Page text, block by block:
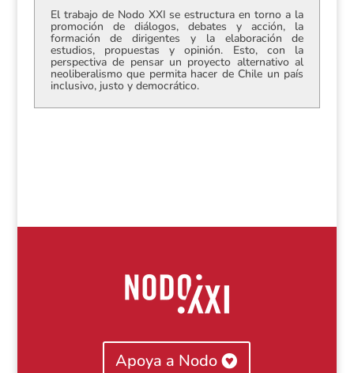
El trabajo de Nodo XXI se estructura en torno a la
promoción de diálogos, debates y acción, la
formación de dirigentes y la elaboración de
estudios, propuestas y opinión. Esto, con la
perspectiva de pensar un proyecto alternativo al
neoliberalismo que permita hacer de Chile un país
inclusivo, justo y democrático.
Apoya a Nodo